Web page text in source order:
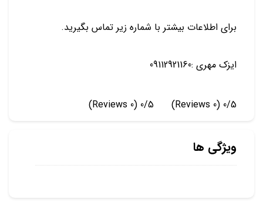
برای اطلاعات بیشتر با شماره زیر تماس بگیرید.
ایزک مهری :09112921160
0/5
(0 Reviews)
0/5
(0 Reviews)
ویژگی ها